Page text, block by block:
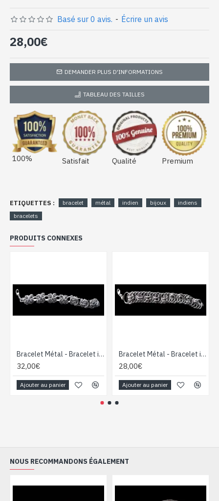
Basé sur 0 avis. - Écrire un avis
28,00€
DEMANDER PLUS D'INFORMATIONS
TABLEAU DES TAILLES
100% Satisfait Qualité Premium
ETIQUETTES : bracelet métal indien bijoux
indiens
bracelets
PRODUITS CONNEXES
Bracelet Métal - Bracelet indien - Bijoux inde
32,00€
Ajouter au panier
Bracelet Métal - Bracelet indien - Bijoux inde
28,00€
Ajouter au panier
NOUS RECOMMANDONS ÉGALEMENT